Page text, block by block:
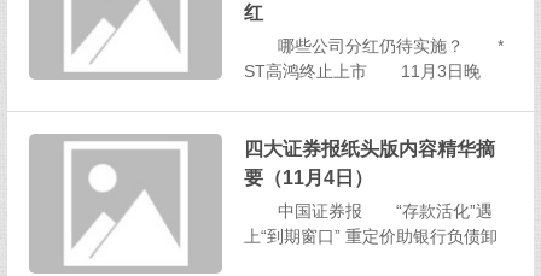
胺...
红
哪些公司分红仍待实施？ *
ST高鸿终止上市 11月3日晚
交所《关于大唐高鸿网络股份有限
公司股票终止上市的决定》，深交
所决定公司股票终止上市。 根
据《决定》，公...
四大证券报纸头版内容精华摘
要（11月4日）
中国证券报 “存款活化”遇
上“到期窗口” 重定价助银行负债卸